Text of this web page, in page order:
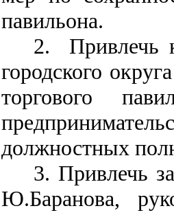
павильона.
2.
Привлечь
городского
торгового
должностных
3. Привлечь
Ю.Баранова,